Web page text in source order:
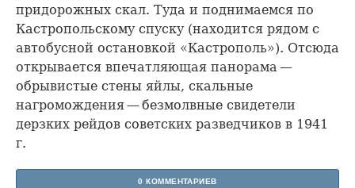
придорожных скал. Туда и поднимаемся по
Кастропольскому спуску (находится рядом с
автобусной остановкой «Кастрополь»). Отсюда
открывается впечатляющая панорама —
обрывистые стены яйлы, скальные
нагромождения — безмолвные свидетели
дерзких рейдов советских разведчиков в 1941
г.
0 КОММЕНТАРИЕВ